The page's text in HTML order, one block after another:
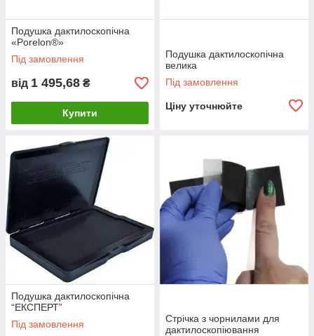
Подушка дактилоскопічна
«Porelon®»
Під замовлення
від 1 495,68 ₴
Купити
Подушка дактилоскопічна
велика
Під замовлення
Ціну уточнюйте
Подушка дактилоскопічна
“ЕКСПЕРТ”
Під замовлення
Стрічка з чорнилами для
дактилоскопіювання